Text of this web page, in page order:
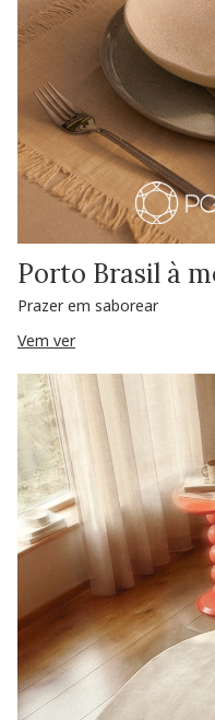
Porto Brasil à
Prazer em saborear
Vem ver